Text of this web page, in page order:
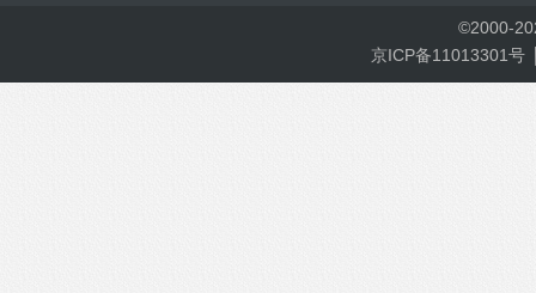
©2000-
京ICP备11013301号